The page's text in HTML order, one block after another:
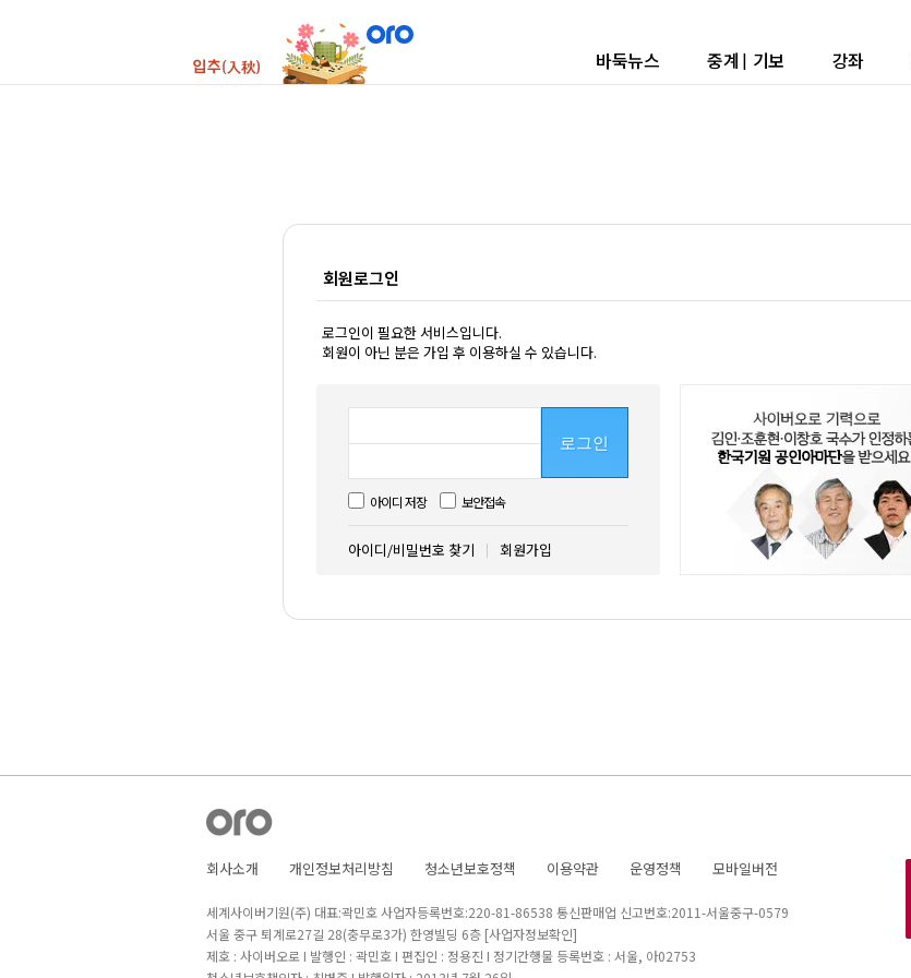
바둑뉴스 중계 | 기보 강좌
회원로그인
로그인이 필요한 서비스입니다.
회원이 아닌 분은 가입 후 이용하실 수 있습니다.
로그인
아이디 저장 보안접속
아이디/비밀번호 찾기 회원가입
회사소개 개인정보처리방침 청소년보호정책 이용약관 운영정책 모바일버전
세계사이버기원(주) 대표:곽민호 사업자등록번호:220-81-86538 통신판매업 신고번호:2011-서울중구-0579
서울 중구 퇴계로27길 28(충무로3가) 한영빌딩 6층 [사업자정보확인]
제호 : 사이버오로 I 발행인 : 곽민호 I 편집인 : 정용진 I 정기간행물 등록번호 : 서울, 아02753